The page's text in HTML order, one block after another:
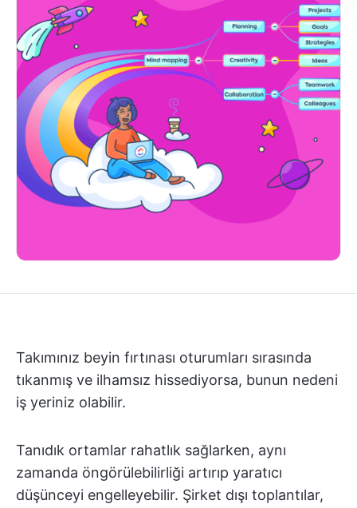
Takımınız beyin fırtınası oturumları sırasında
tıkanmış ve ilhamsız hissediyorsa, bunun nedeni
iş yeriniz olabilir.
Tanıdık ortamlar rahatlık sağlarken, aynı
zamanda öngörülebilirliği artırıp yaratıcı
düşünceyi engelleyebilir. Şirket dışı toplantılar,